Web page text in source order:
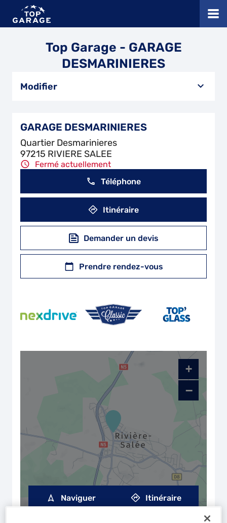
Top Garage - GARAGE
DESMARINIERES
Modifier
GARAGE DESMARINIERES
Quartier Desmarinieres
97215 RIVIERE SALEE
Fermé actuellement
Téléphone
Itinéraire
Demander un devis
Prendre rendez-vous
+
−
Naviguer Itinéraire